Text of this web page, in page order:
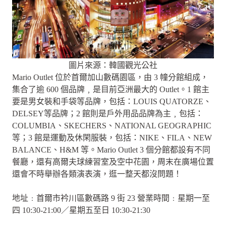
圖片來源：韓國觀光公社
Mario Outlet 位於首爾加山數碼園區，由 3 幢分館組成，
集合了逾 600 個品牌﹐是目前亞洲最大的 Outlet。1 館主
要是男女裝和手袋等品牌，包括：LOUIS QUATORZE、
DELSEY等品牌；2 館則是戶外用品品牌為主﹐包括：
COLUMBIA、SKECHERS、NATIONAL GEOGRAPHIC
等；3 館是運動及休閑服裝，包括：NIKE、FILA、NEW
BALANCE、H&M 等。Mario Outlet 3 個分館都設有不同
餐廳，還有高爾夫球練習室及空中花園，周末在廣場位置
還會不時舉辦各類演表演，逛一整天都沒問題！
地址﹕首爾市衿川區數碼路 9 街 23 營業時間﹕星期一至
四 10:30-21:00／星期五至日 10:30-21:30